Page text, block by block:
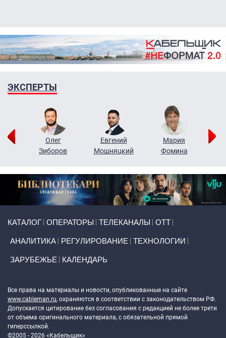
ЭКСПЕРТЫ
Олег
Зиборов
Евгений
Мошняцкий
Мария
Фомина
КАТАЛОГ ОПЕРАТОРЫ ТЕЛЕКАНАЛЫ ОТТ
АНАЛИТИКА РЕГУЛИРОВАНИЕ ТЕХНОЛОГИИ
ЗАРУБЕЖЬЕ КАЛЕНДАРЬ
Все права на материалы и новости, опубликованные на сайте
www.cableman.ru, охраняются в соответствии с законодательством РФ.
Допускается цитирование без согласования с редакцией не более трети
от объема оригинального материала, с обязательной прямой
гиперссылкой.
©2005 - 2026 «Кабельщик»